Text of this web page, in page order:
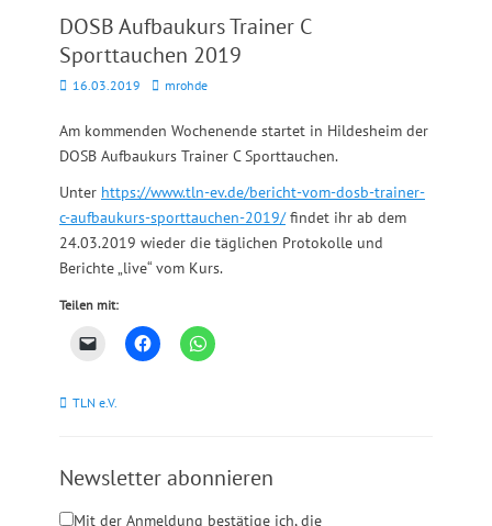
DOSB Aufbaukurs Trainer C
Sporttauchen 2019
Posted
16.03.2019 Autormrohde
Am kommenden Wochenende startet in Hildesheim der
DOSB Aufbaukurs Trainer C Sporttauchen.
Unter https://www.tln-ev.de/bericht-vom-dosb-trainer-
c-aufbaukurs-sporttauchen-2019/findet ihr ab dem
24.03.2019 wieder die täglichen Protokolle und
Berichte „live“ vom Kurs.
Teilen mit:
Kategorien
TLN e.V.
Newsletter abonnieren
Mit der Anmeldung bestätige ich, die